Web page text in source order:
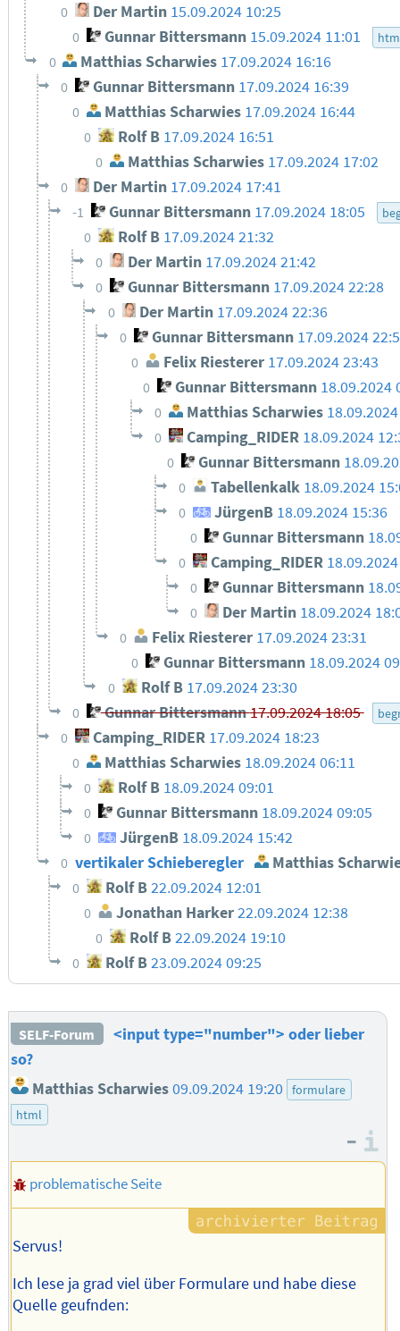
0 Der Martin 15.09.2024 10:25
0 Gunnar Bittersmann 15.09.2024 11:01
0 Matthias Scharwies 17.09.2024 16:16
0 Gunnar Bittersmann 17.09.2024 16:39
0 Matthias Scharwies 17.09.2024 16:44
0 Rolf B 17.09.2024 16:51
0 Matthias Scharwies 17.09.2024 17:02
0 Der Martin 17.09.2024 17:41
-1 Gunnar Bittersmann 17.09.2024 18:05
0 Rolf B 17.09.2024 21:32
0 Der Martin 17.09.2024 21:42
0 Gunnar Bittersmann 17.09.2024 22:28
0 Der Martin 17.09.2024 22:36
0 Gunnar Bittersmann 17.09.2024
0 Felix Riesterer 17.09.2024 23:43
0 Gunnar Bittersmann 18.09.2024
0 Matthias Scharwies
0 Camping_RIDER 18.09.2024
0 Gunnar Bittersmann
0 Tabellenkalk 18.09.2024
0 JürgenB 18.09.2024 15:36
0 Gunnar Bittersmann
0 Camping_RIDER
0 Gunnar Bittersmann
0 Der Martin 18.09.2024
0 Felix Riesterer 17.09.2024 23:31
0 Gunnar Bittersmann 18.09.2024
0 Rolf B 17.09.2024 23:30
0 Gunnar Bittersmann17.09.2024 18:05
0 Camping_RIDER 17.09.2024 18:23
0 Matthias Scharwies 18.09.2024 06:11
0 Rolf B 18.09.2024 09:01
0 Gunnar Bittersmann 18.09.2024 09:05
0 JürgenB 18.09.2024 15:42
0 vertikaler Schieberegler Matthias
0 Rolf B 22.09.2024 12:01
0 Jonathan Harker22.09.2024 12:38
0 Rolf B22.09.2024 19:10
0 Rolf B 23.09.2024 09:25
SELF-Forum
<input type="number"> oder lieber
so?
Matthias Scharwies 09.09.2024 19:20 formulare
html
–
problematische Seite
Servus!
Ich lese ja grad viel über Formulare und habe diese
Quelle geufnden: